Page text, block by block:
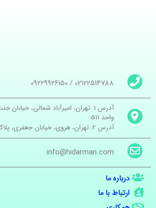
02122514788
/
09229926150
آدرس 1: تهران، امیرآباد شمالی،
واحد 511
آدرس 2: تهران، هروی، خیابان جعفری، پلاک 20، واحد 3
info@hidarman.com
درباره ما
ارتباط با ما